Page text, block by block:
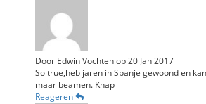
Door Edwin Vochtenop20 Jan 2017
So true,heb jaren in Spanje gewoond en
maar beamen. Knap
Reageren